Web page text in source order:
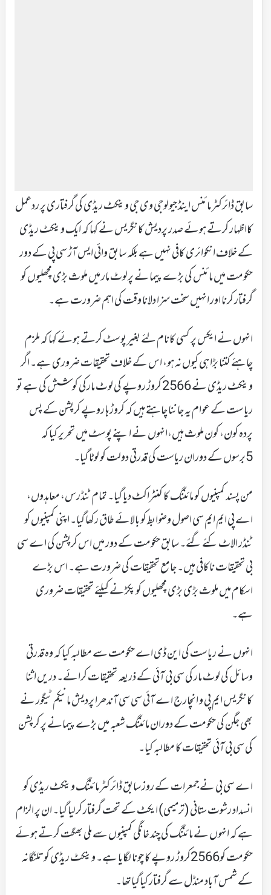
سابق ڈائرکٹر مائنس اینڈ جیولوجی وی جی وینکٹ ریڈی کی گرفتاری پر ردعمل
کااظہار کرتے ہوئے صدر پردیش کانگریس نے کہا کہ ایک وینکٹ ریڈی
کے خلاف انکوائری کافی نہیں ہے بلکہ سابق وائی ایس آڑ سی پی کے دور
حکومت میں مائنس کی بڑے پیمانے پرلوٹ مار میں ملوث بڑی مچھلیوں کو
گرفتار کرنا اور انہیں سخت سزا دلانا وقت کی اہم ضرورت ہے۔
انہوں نے ایکس پر کسی کانام لئے بغیر پوسٹ کرتے ہوئے کہا کہ ملزم
چاہئے کتنا بڑا ہی کیوں نہ ہو، اس کے خلاف تحقیقات ضروری ہے۔ اگر
وینکٹ ریڈی نے 2566 کروڑ روپے کی لوٹ مارکی کوشش کی ہے تو
ریاست کے عوام یہ جاننا چاہتے ہیں کہ کروڑ ہا روپے کرپشن کے پس
پردہ کون، کون ملوث ہیں،انہوں نے اپنے پوسٹ میں تحریر کیا کہ
5برسوں کے دوران ریاست کی قدرتی دولت کو لوٹا گیا۔
من پسند کمپنیوں کو مائننگ کا کنٹراکٹ دیا گیا۔ تمام ٹنڈرس، معاہدوں،
اے پی ایم ایم سی اصول وضوابط کو بالائے طاق رکھا گیا۔ اپنی کمپنیوں کو
ٹنڈر الاٹ کئے گئے۔ سابق حکومت کے دور میں اس کرپشن کی اے سی
بی تحقیقات ناکافی ہیں۔ جامع تحقیقات کی ضرورت ہے۔ اس بڑے
اسکام میں ملوث بڑی بڑی مچھلیوں کو پکڑنے کیلئے تحقیقات ضروری
ہے۔
انہوں نے ریاست کی این ڈی اے حکومت سے مطالبہ کیا کہ وہ قدرتی
وسائل کی لوٹ مار کی سی بی آئی کے ذریعہ تحقیقات کرائے۔ دریں اثنا
کانگریس ایم پی و انچارج اے آئی سی سی آندھرا پردیش مانیکم ٹیگور نے
بھی جگن کی حکومت کے دوران مائننگ شعبہ میں بڑے پیمانے پر کرپشن
کی سی بی آئی تحقیقات کا مطالبہ کیا۔
اے سی بی نے جمعرات کے روز سابق ڈائرکٹر مائننگ وینکٹ ریڈی کو
انسداد رشوت ستانی (ترمیمی) ایکٹ کے تحت گرفتار کرلیا گیا۔ ان پر الزام
ہے کہ انہوں نے مائننگ کی چند خانگی کمپنیوں سے ملی بھگت کرتے ہوئے
حکومت کو2566کروڑ روپے کا چونا لگایا ہے۔ وینکٹ ریڈی کو تلنگانہ
کے شمس آباد منڈل سے گرفتار کیاگیاتھا۔